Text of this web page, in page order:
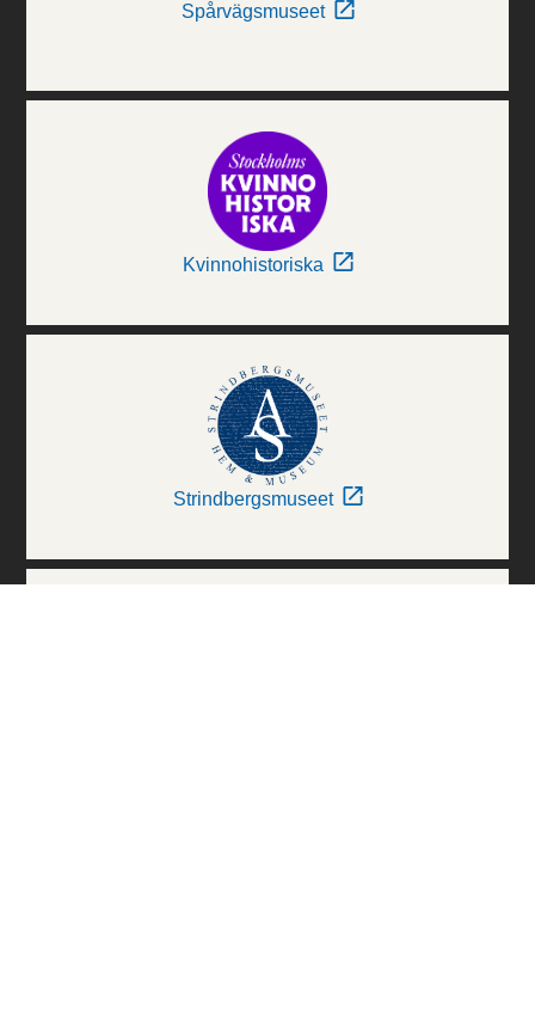
Spårvägsmuseet
Kvinnohistoriska
Strindbergsmuseet